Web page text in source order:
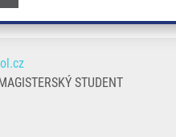
STUDENT